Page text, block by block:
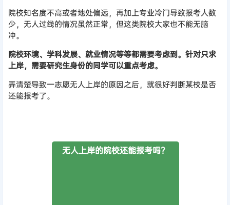
院校知名度不高或者地处偏远，再加上专业冷门导致报考人数
少，无人过线的情况虽然正常，但这类院校大家也不能无脑
冲。
院校环境、学科发展、就业情况等等都需要考虑到。针对只求
上岸，需要研究生身份的同学可以重点考虑。
弄清楚导致一志愿无人上岸的原因之后，就很好判断某校是否
还能报考了。
无人上岸的院校还能报考吗？